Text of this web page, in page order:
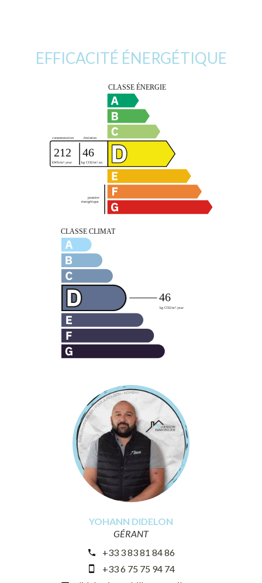
EFFICACITÉ ÉNERGÉTIQUE
YOHANN DIDELON
GÉRANT
+33 3 83 81 84 86
+33 6 75 75 94 74